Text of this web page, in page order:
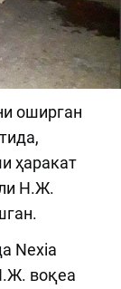
оширган
ҳаракат
Н.Ж.
Nexia
воқеа